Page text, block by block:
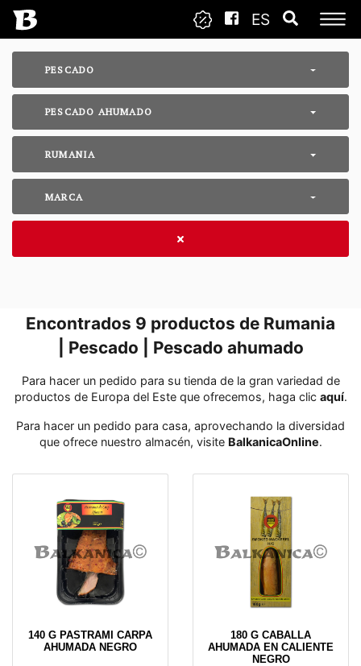
ES
PESCADO
PESCADO AHUMADO
RUMANIA
MARCA
Encontrados 9 productos de Rumania
| Pescado | Pescado ahumado
Para hacer un pedido para su tienda de la gran variedad de
productos de Europa del Este que ofrecemos, haga clic aquí․
Para hacer un pedido para casa, aprovechando la diversidad
que ofrece nuestro almacén, visite BalkanicaOnline․
140 G PASTRAMI CARPA
AHUMADA NEGRO
180 G CABALLA
AHUMADA EN CALIENTE
NEGRO